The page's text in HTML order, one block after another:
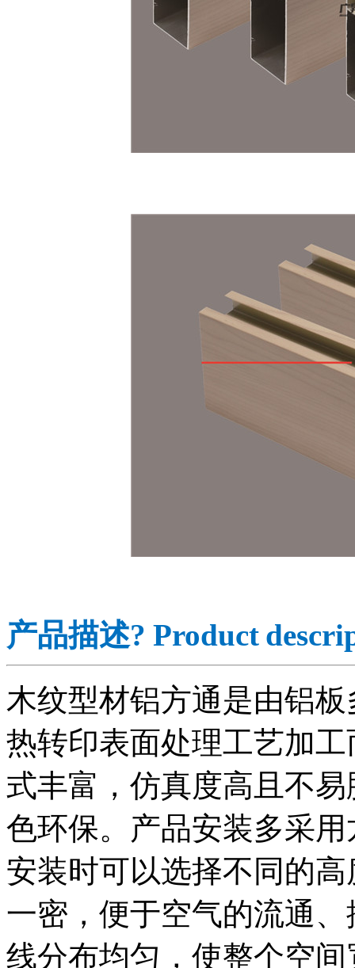
产品描述? Product
木纹型材铝方通是由铝
热转印表面处理工艺加
式丰富，仿真度高且不
色环保。产品安装多采
安装时可以选择不同的
一密，便于空气的流通
线分布均匀，使整个空